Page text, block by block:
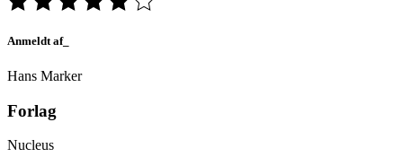
Anmeldt af_
Hans Marker
Forlag
Nucleus